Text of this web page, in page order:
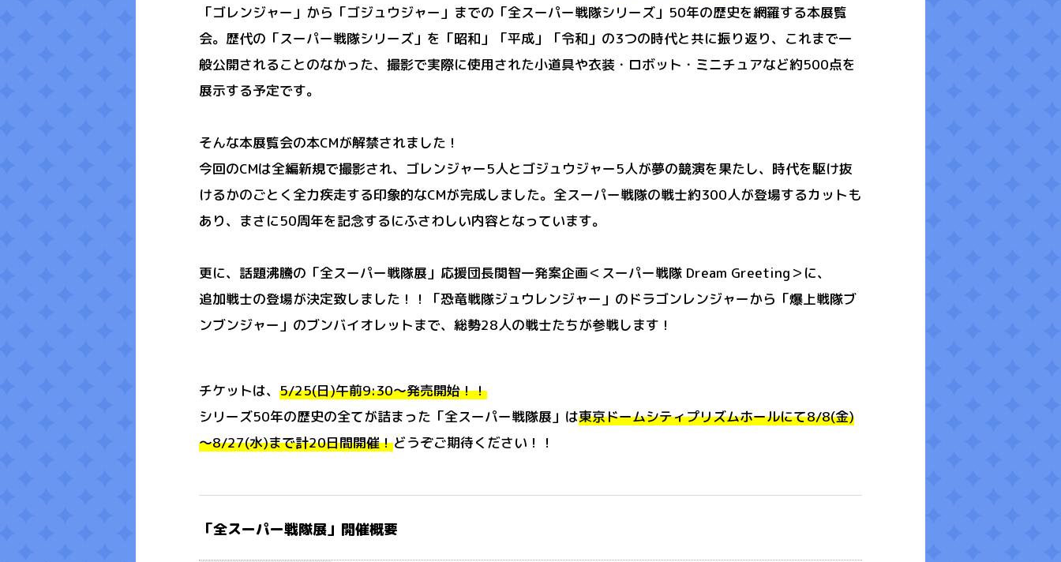
「ゴレンジャー」から「ゴジュウジャー」までの「全スーパー戦隊シリーズ」50年の歴史を網羅する本展覧
会。歴代の「スーパー戦隊シリーズ」を「昭和」「平成」「令和」の3つの時代と共に振り返り、これまで一
般公開されることのなかった、撮影で実際に使用された小道具や衣装・ロボット・ミニチュアなど約500点を
展示する予定です。
そんな本展覧会の本CMが解禁されました！
今回のCMは全編新規で撮影され、ゴレンジャー5人とゴジュウジャー5人が夢の競演を果たし、時代を駆け抜
けるかのごとく全力疾走する印象的なCMが完成しました。全スーパー戦隊の戦士約300人が登場するカットも
あり、まさに50周年を記念するにふさわしい内容となっています。
更に、話題沸騰の「全スーパー戦隊展」応援団長関智一発案企画＜スーパー戦隊 Dream Greeting＞に、
追加戦士の登場が決定致しました！！「恐竜戦隊ジュウレンジャー」のドラゴンレンジャーから「爆上戦隊ブ
ンブンジャー」のブンバイオレットまで、総勢28人の戦士たちが参戦します！
チケットは、 5/25(日)午前9:30～発売開始！！
シリーズ50年の歴史の全てが詰まった「全スーパー戦隊展」は東京ドームシティプリズムホールにて8/8(金)
～8/27(水)まで計20日間開催！どうぞご期待ください！！
「全スーパー戦隊展」開催概要